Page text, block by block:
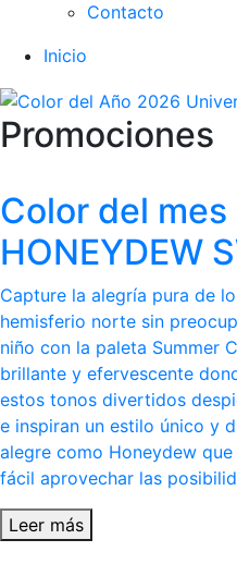
Contacto
Inicio
Promociones
Color del mes
HONEYDEW
Capture la alegría pura de
hemisferio norte sin
niño con la paleta Summer
brillante y efervescente
estos tonos divertidos
e inspiran un estilo único y
alegre como Honeydew
fácil aprovechar las
Leer más